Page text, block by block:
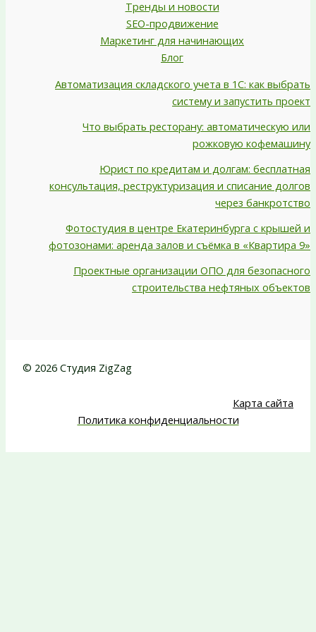
Тренды и новости
SEO-продвижение
Маркетинг для начинающих
Блог
Автоматизация складского учета в 1С: как выбрать
систему и запустить проект
Что выбрать ресторану: автоматическую или
рожковую кофемашину
Юрист по кредитам и долгам: бесплатная
консультация, реструктуризация и списание долгов
через банкротство
Фотостудия в центре Екатеринбурга с крышей и
фотозонами: аренда залов и съёмка в «Квартира 9»
Проектные организации ОПО для безопасного
строительства нефтяных объектов
© 2026 Студия ZigZag
Карта сайта
Политика конфиденциальности